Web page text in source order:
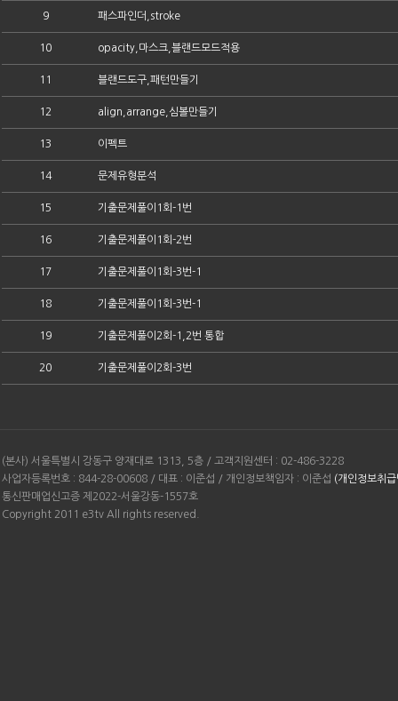
9 패스파인더,stroke
10 opacity,마스크,블랜드모드적용
11 블랜드도구,패턴만들기
12 align,arrange,심볼만들기
13 이펙트
14 문제유형분석
15 기출문제풀이1회-1번
16 기출문제풀이1회-2번
17 기출문제풀이1회-3번-1
18 기출문제풀이1회-3번-1
19 기출문제풀이2회-1,2번 통합
20 기출문제풀이2회-3번
(본사) 서울특별시 강동구 양재대로 1313, 5층 / 고객지원센터 : 02-486-3228
사업자등록번호 : 844-28-00608 / 대표 : 이준섭 / 개인정보책임자 : 이준섭 (개인정보취
통신판매업신고증 제2022-서울강동-1557호
Copyright 2011 e3tv All rights reserved.